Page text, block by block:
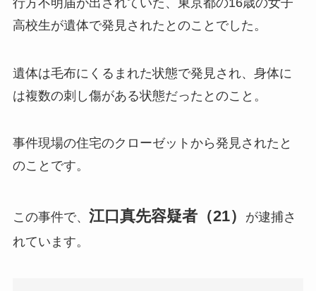
高校生が遺体で発見されたとのことでした。
遺体は毛布にくるまれた状態で発見され、身体に
は複数の刺し傷がある状態だったとのこと。
事件現場の住宅のクローゼットから発見されたと
のことです。
この事件で、 江口真先容疑者（21）
が逮捕さ
れています。